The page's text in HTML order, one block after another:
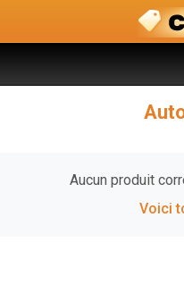
Aucun produit
Voici